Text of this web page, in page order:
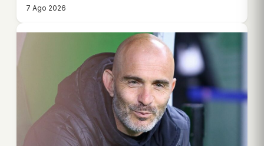
7 Ago 2026